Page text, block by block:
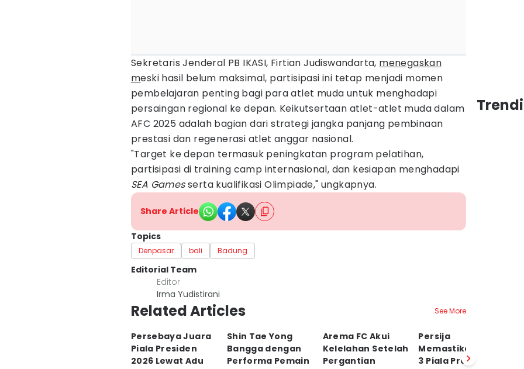
Sekretaris Jenderal PB IKASI, Firtian Judiswandarta, menegaskan
meski hasil belum maksimal, partisipasi ini tetap menjadi momen
pembelajaran penting bagi para atlet muda untuk menghadapi
persaingan regional ke depan. Keikutsertaan atlet-atlet muda dalam
AFC 2025 adalah bagian dari strategi jangka panjang pembinaan
prestasi dan regenerasi atlet anggar nasional.
"Target ke depan termasuk peningkatan program pelatihan,
partisipasi di training camp internasional, dan kesiapan menghadapi
SEA Gamesserta kualifikasi Olimpiade," ungkapnya.
Share Article
Topics
Denpasar bali Badung
Editorial Team
Editor
Irma Yudistirani
Related Articles See More
Persebaya Juara
Piala Presiden
2026 Lewat Adu
Shin Tae Yong
Bangga dengan
Performa Pemain
Arema FC Akui
Kelelahan Setelah
Pergantian
Persija
Memastikan Juara
3 Piala Presiden